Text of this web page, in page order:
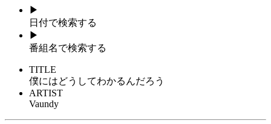
▶
日付で検索する
▶
番組名で検索する
TITLE
僕にはどうしてわかるんだろう
ARTIST
Vaundy